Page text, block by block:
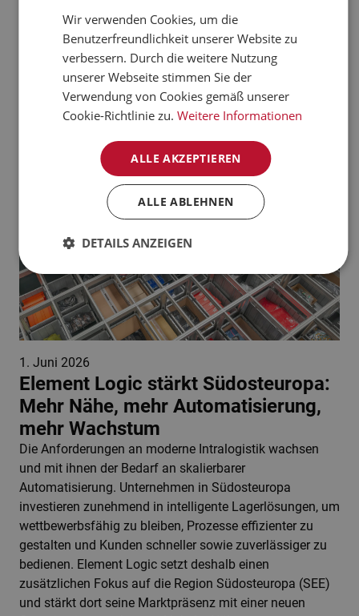
verarbeiten kann.
Jetzt mehr erfahren
Aktuelle News:
1. Juni 2026
Element Logic stärkt Südosteuropa:
Mehr Nähe, mehr Automatisierung,
mehr Wachstum
Die Anforderungen an moderne Intralogistik wachsen
und mit ihnen der Bedarf an skalierbarer
Automatisierung. Unternehmen in Südosteuropa
investieren zunehmend in intelligente Lagerlösungen, um
wettbewerbsfähig zu bleiben, Prozesse effizienter zu
gestalten und Kunden schneller sowie zuverlässiger zu
bedienen. Element Logic setzt deshalb einen
zusätzlichen Fokus auf die Region Südosteuropa (SEE)
und stärkt dort seine Marktpräsenz mit einer neuen
FRENCH
DANISH
POLISH
ITALIAN
ENGLISH
Wir verwenden Cookies, um die
Benutzerfreundlichkeit unserer Website zu
verbessern. Durch die weitere Nutzung
unserer Webseite stimmen Sie der
Verwendung von Cookies gemäß unserer
Cookie-Richtlinie zu. Weitere Informationen
ALLE AKZEPTIEREN
ALLE ABLEHNEN
DETAILS ANZEIGEN